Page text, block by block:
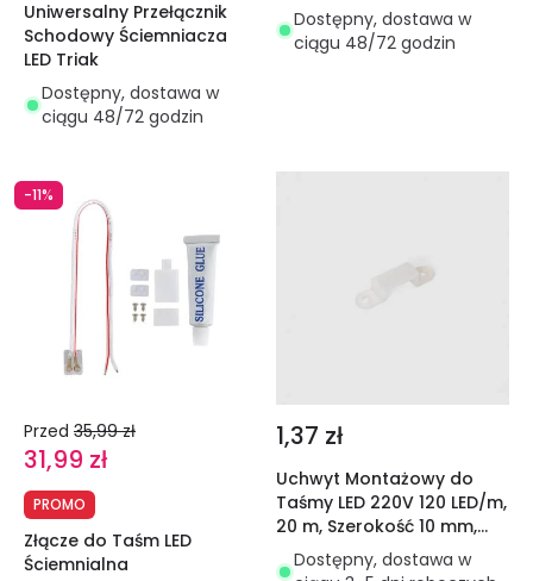
Uniwersalny Przełącznik
Schodowy Ściemniacza
LED Triak
Dostępny, dostawa w
ciągu 48/72 godzin
Dostępny, dostawa w
ciągu 48/72 godzin
-11%
Przed 35,99 zł
31,99 zł
PROMO
Złącze do Taśm LED
Ściemnialna
1,37 zł
Uchwyt Montażowy do
Taśmy LED 220V 120 LED/m,
20 m, Szerokość 10 mm,
Cięcie co 10 cm, IP65
Dostępny, dostawa w